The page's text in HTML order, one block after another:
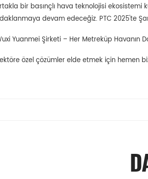
bir basınçlı hava teknolojisi ekosistemi
devam edeceğiz. PTC 2025'te
Yuanmei Şirketi – Her Metreküp Havanın
özel çözümler elde etmek için hemen